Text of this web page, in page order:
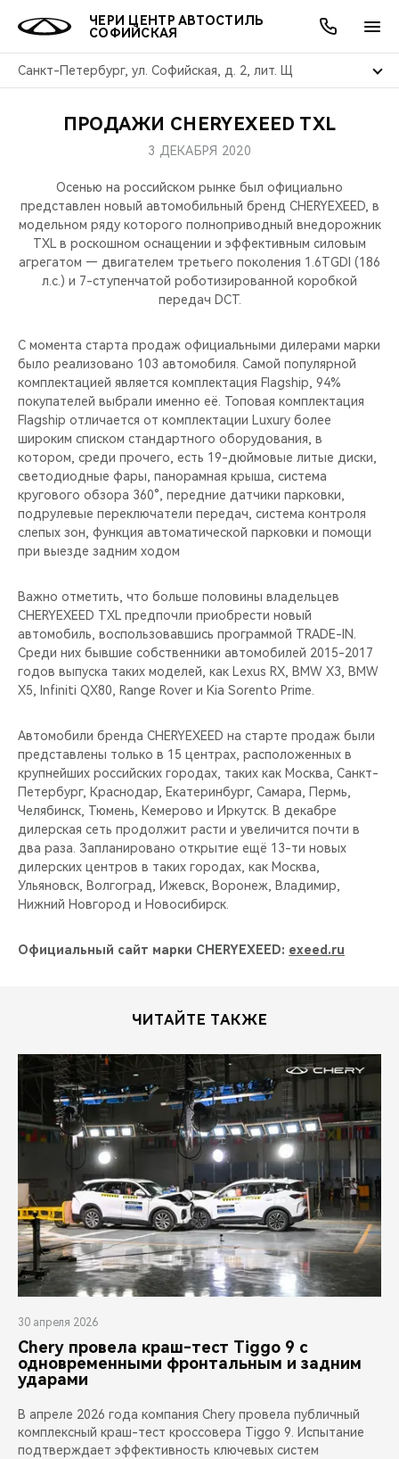
ЧЕРИ ЦЕНТР АВТОСТИЛЬ
СОФИЙСКАЯ
Санкт-Петербург, ул. Софийская, д. 2, лит. Щ
МОДЕЛИ
КРОССОВЕРЫ
СЕДАНЫ
НОВИНКИ
ПОКУПАТЕЛЯМ
КРЕДИТ И СТРАХОВАНИЕ
ВЛАДЕЛЬЦАМ
ЗАПЧАСТИ И АКСЕССУАРЫ
ПОДДЕРЖКА
МИР CHERY
О БРЕНДЕ
CHERY В СОЦСЕТЯХ
БЛАГОТВОРИТЕЛЬНОСТЬ
CHERY REMOTE
CHERY И СПОРТ
НАШИ МЕРОПРИЯТИЯ
ВИДЕООБЗОРЫ
АКЦИИ
ОНЛАЙН СЕРВИСЫ
КРЕДИТ
О КОМПАНИИ
МЫ В СОЦСЕТЯХ
ПРОДАЖИ CHERYEXEED TXL
3 ДЕКАБРЯ 2020
Осенью на российском рынке был официально
представлен новый автомобильный бренд CHERYEXEED, в
модельном ряду которого полноприводный внедорожник
TXL в роскошном оснащении и эффективным силовым
агрегатом — двигателем третьего поколения 1.6TGDI (186
л.с.) и 7-ступенчатой роботизированной коробкой
передач DCT.
С момента старта продаж официальными дилерами марки
было реализовано 103 автомобиля. Самой популярной
комплектацией является комплектация Flagship, 94%
покупателей выбрали именно её. Топовая комплектация
Flagship отличается от комплектации Luxury более
широким списком стандартного оборудования, в
котором, среди прочего, есть 19-дюймовые литые диски,
светодиодные фары, панорамная крыша, система
кругового обзора 360°, передние датчики парковки,
подрулевые переключатели передач, система контроля
слепых зон, функция автоматической парковки и помощи
при выезде задним ходом
Важно отметить, что больше половины владельцев
CHERYEXEED TXL предпочли приобрести новый
автомобиль, воспользовавшись программой TRADE-IN.
Среди них бывшие собственники автомобилей 2015-2017
годов выпуска таких моделей, как Lexus RX, BMW X3, BMW
X5, Infiniti QX80, Range Rover и Kia Sorento Prime.
Автомобили бренда CHERYEXEED на старте продаж были
представлены только в 15 центрах, расположенных в
крупнейших российских городах, таких как Москва, Санкт-
Петербург, Краснодар, Екатеринбург, Самара, Пермь,
Челябинск, Тюмень, Кемерово и Иркутск. В декабре
дилерская сеть продолжит расти и увеличится почти в
два раза. Запланировано открытие ещё 13-ти новых
дилерских центров в таких городах, как Москва,
Ульяновск, Волгоград, Ижевск, Воронеж, Владимир,
Нижний Новгород и Новосибирск.
Официальный сайт марки CHERYEXEED: exeed.ru
ЧИТАЙТЕ ТАКЖЕ
30 апреля 2026
Chery провела краш-тест Tiggo 9 с
одновременными фронтальным и задним
ударами
В апреле 2026 года компания Chery провела публичный
комплексный краш-тест кроссовера Tiggo 9. Испытание
подтверждает эффективность ключевых систем